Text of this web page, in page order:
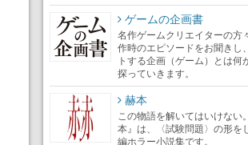
ゲームの企画書
名作ゲームクリエイターの方
作時のエピソードをお聞きし
トする企画（ゲーム）とは何
探っていきます。
赫本
この物語を解いてはいけない
本』は、〈試験問題〉の形を
編ホラー小説集です。